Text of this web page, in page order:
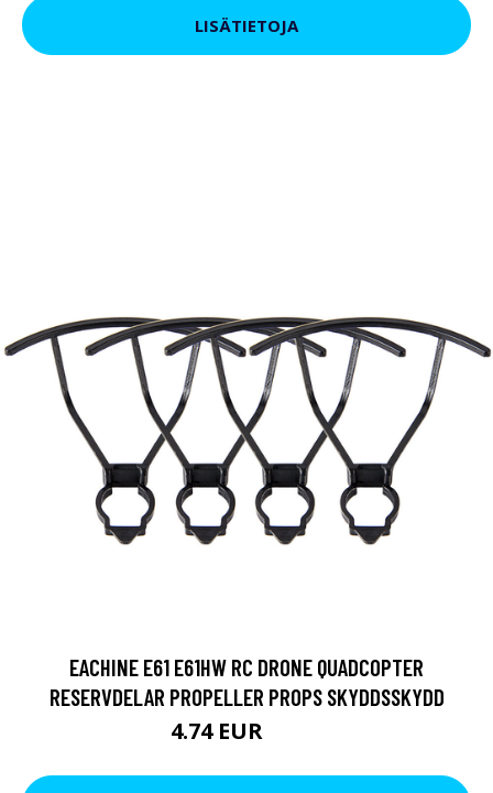
LISÄTIETOJA
EACHINE E61 E61HW RC DRONE QUADCOPTER
RESERVDELAR PROPELLER PROPS SKYDDSSKYDD
4.74 EUR